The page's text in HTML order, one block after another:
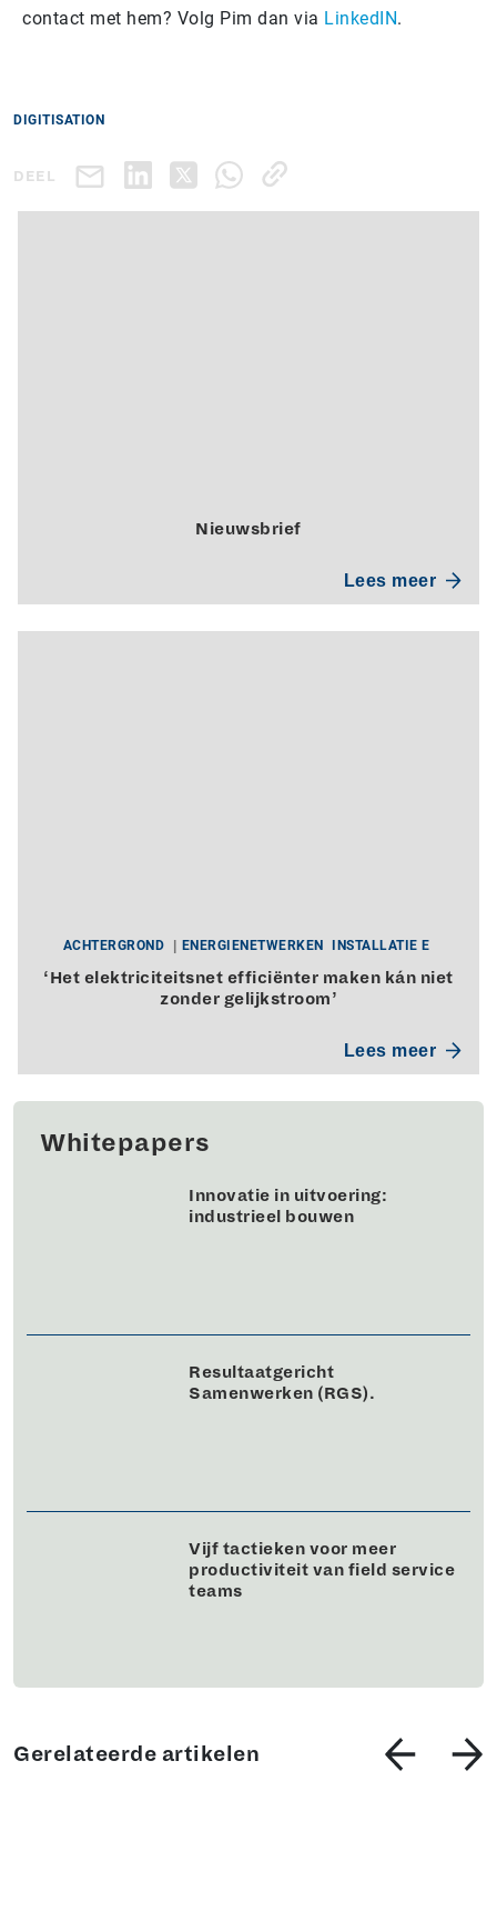
contact met hem? Volg Pim dan via LinkedIN.
DIGITISATION
DEEL
Nieuwsbrief
Lees meer
ACHTERGROND ENERGIENETWERKEN INSTALLATIE E
‘Het elektriciteitsnet efficiënter maken kán niet
zonder gelijkstroom’
Lees meer
Whitepapers
Innovatie in uitvoering:
industrieel bouwen
Resultaatgericht
Samenwerken (RGS).
Vijf tactieken voor meer
productiviteit van field service
teams
Gerelateerde artikelen